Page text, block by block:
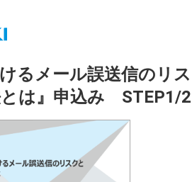
るメール誤送信のリス
は』申込み STEP1/2